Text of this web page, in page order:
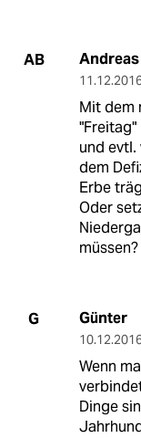
AB
Mit dem
"Freitag"
und
dem
Erbe
Oder
müssen?
G Günter
Wenn
Dinge